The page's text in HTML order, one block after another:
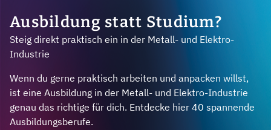
Ausbildung statt Studium?
Steig direkt praktisch ein in der Metall- und Elektro-
Industrie
Wenn du gerne praktisch arbeiten und anpacken willst,
ist eine Ausbildung in der Metall- und Elektro-Industrie
genau das richtige für dich. Entdecke hier 40 spannende
Ausbildungsberufe.